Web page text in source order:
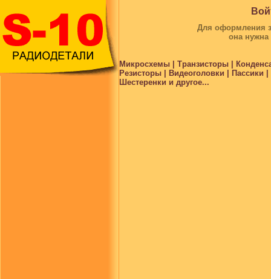
Для оформления
она
Микросхемы | Транзисторы |
Резисторы | Видеоголовки |
Шестеренки и другое...